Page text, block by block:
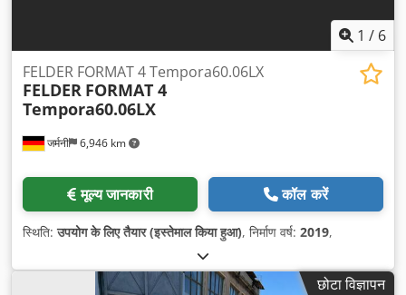
1 / 6
जर्मनी 6,946 km
FELDER FORMAT 4 Tempora60.06LX
FELDER FORMAT 4
Tempora60.06LX
मूल्य जानकारी कॉल करें
स्थिति:उपयोग के लिए तैयार (इस्तेमाल किया हुआ), निर्माण वर्ष: 2019,
छोटा विज्ञापन